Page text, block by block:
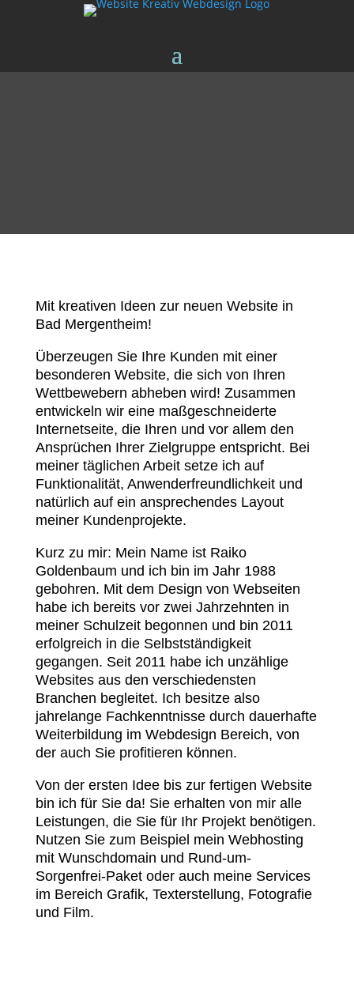
Mit kreativen Ideen zur neuen Website in
Bad Mergentheim!
Überzeugen Sie Ihre Kunden mit einer
besonderen Website, die sich von Ihren
Wettbewebern abheben wird! Zusammen
entwickeln wir eine maßgeschneiderte
Internetseite, die Ihren und vor allem den
Ansprüchen Ihrer Zielgruppe entspricht. Bei
meiner täglichen Arbeit setze ich auf
Funktionalität, Anwenderfreundlichkeit und
natürlich auf ein ansprechendes Layout
meiner Kundenprojekte.
Kurz zu mir: Mein Name ist Raiko
Goldenbaum und ich bin im Jahr 1988
gebohren. Mit dem Design von Webseiten
habe ich bereits vor zwei Jahrzehnten in
meiner Schulzeit begonnen und bin 2011
erfolgreich in die Selbstständigkeit
gegangen. Seit 2011 habe ich unzählige
Websites aus den verschiedensten
Branchen begleitet. Ich besitze also
jahrelange Fachkenntnisse durch dauerhafte
Weiterbildung im Webdesign Bereich, von
der auch Sie profitieren können.
Von der ersten Idee bis zur fertigen Website
bin ich für Sie da! Sie erhalten von mir alle
Leistungen, die Sie für Ihr Projekt benötigen.
Nutzen Sie zum Beispiel mein Webhosting
mit Wunschdomain und Rund-um-
Sorgenfrei-Paket oder auch meine Services
im Bereich Grafik, Texterstellung, Fotografie
und Film.